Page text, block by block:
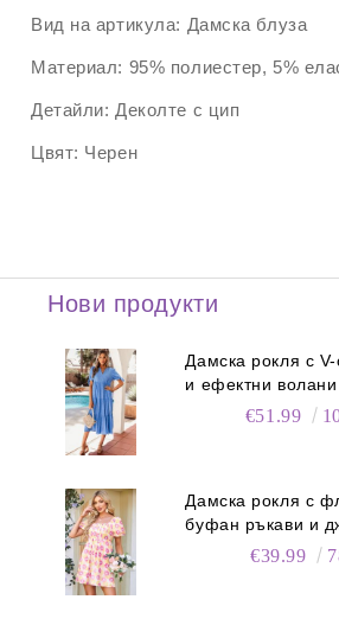
Вид на артикула: Дамска блуза
Материал: 95% полиестер, 5%
Детайли: Деколте с цип
Цвят: Черен
Нови продукти
Дамска рокля с
и ефектни волани
€51.99
Дамска рокля с
буфан ръкави и
€39.99